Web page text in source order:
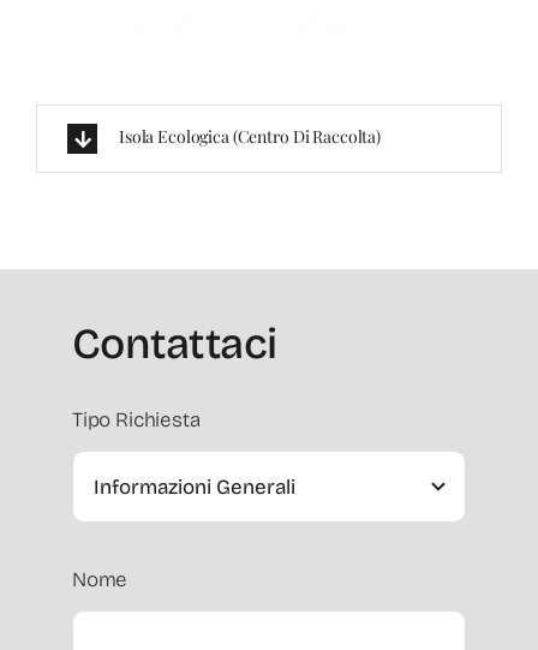
Isola Ecologica (centro Di Raccolta)
Contattaci
Tipo Richiesta
Nome